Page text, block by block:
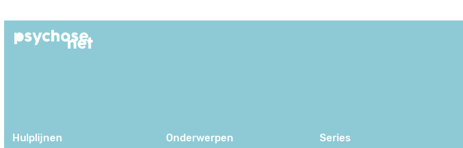
de
Hulplijnen Onderwerpen Series